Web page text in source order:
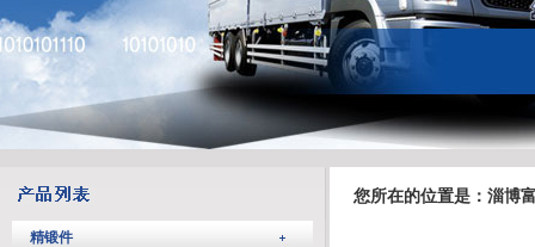
精锻件
您所在的位置是：淄博